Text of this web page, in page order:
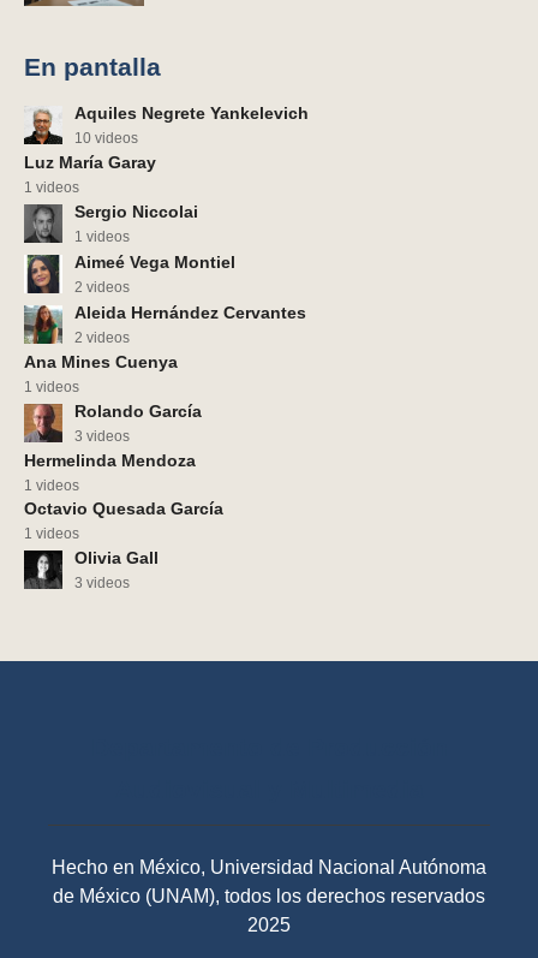
En pantalla
Aquiles Negrete Yankelevich
10 videos
Luz María Garay
1 videos
Sergio Niccolai
1 videos
Aimeé Vega Montiel
2 videos
Aleida Hernández Cervantes
2 videos
Ana Mines Cuenya
1 videos
Rolando García
3 videos
Hermelinda Mendoza
1 videos
Octavio Quesada García
1 videos
Olivia Gall
3 videos
Hecho en México, Universidad Nacional Autónoma
de México (UNAM), todos los derechos reservados
2025